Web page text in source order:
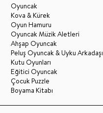
Oyuncak
Kova & Kürek
Oyun Hamuru
Oyuncak Müzik Aletleri
Ahşap Oyuncak
Peluş Oyuncak & Uyku Arkadaşı
Kutu Oyunları
Eğitici Oyuncak
Çocuk Puzzle
Boyama Kitabı